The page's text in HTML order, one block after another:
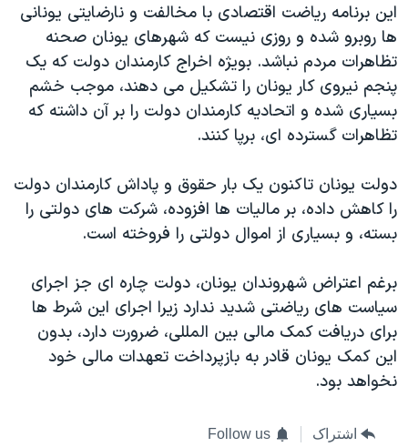
اين برنامه رياضت اقتصادی با مخالفت و نارضايتی يونانی
ها روبرو شده و روزی نيست که شهرهای يونان صحنه
تظاهرات مردم نباشد. بويژه اخراج کارمندان دولت که يک
پنجم نيروی کار يونان را تشکيل می دهند، موجب خشم
بسياری شده و اتحاديه کارمندان دولت را بر آن داشته که
تظاهرات گسترده ای، برپا کنند.
دولت يونان تاکنون يک بار حقوق و پاداش کارمندان دولت
را کاهش داده، بر ماليات ها افزوده، شرکت های دولتی را
بسته، و بسياری از اموال دولتی را فروخته است.
برغم اعتراض شهروندان يونان، دولت چاره ای جز اجرای
سياست های رياضتی شديد ندارد زيرا اجرای اين شرط ها
برای دريافت کمک مالی بين المللی، ضرورت دارد، بدون
اين کمک يونان قادر به بازپرداخت تعهدات مالی خود
نخواهد بود.
اشتراک Follow us